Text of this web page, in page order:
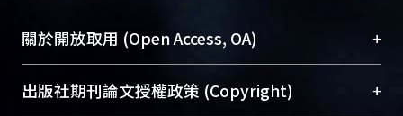
成果。
To permanently archive and promote researcher
profiles and scholarly works, Library integrates the
Sciences Library)
關於開放取用 (Open Access, OA) +
開放取用是從使用者角度提升資訊取用性的社會運
出版社期刊論文授權政策 (Copyright) +